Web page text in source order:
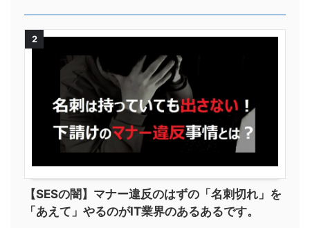
2
【SESの闇】マナー違反のはずの「名刺切れ」を
「あえて」やるのがIT業界のあるあるです。